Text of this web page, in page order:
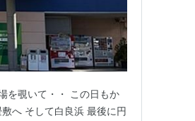
を覗いて・・ この日もか
へ そして白良浜 最後に円